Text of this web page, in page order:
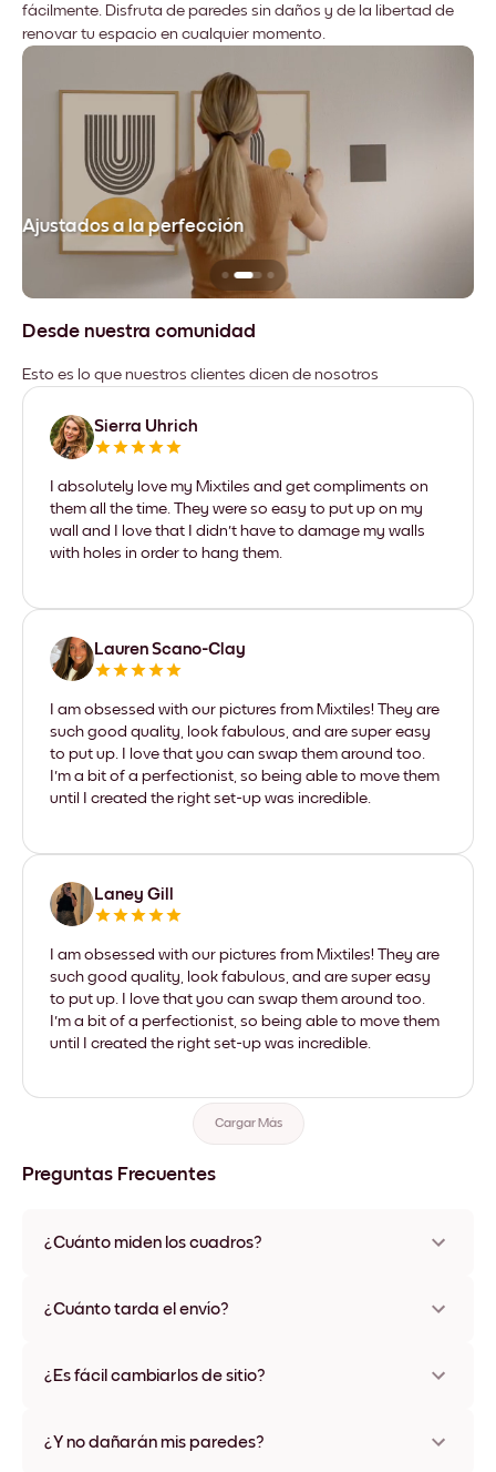
fácilmente. Disfruta de paredes sin daños y de la libertad de
renovar tu espacio en cualquier momento.
Ajustados a la perfección
Desde nuestra comunidad
Esto es lo que nuestros clientes dicen de nosotros
Sierra Uhrich
I absolutely love my Mixtiles and get compliments on
them all the time. They were so easy to put up on my
wall and I love that I didn't have to damage my walls
with holes in order to hang them.
Lauren Scano-Clay
I am obsessed with our pictures from Mixtiles! They are
such good quality, look fabulous, and are super easy
to put up. I love that you can swap them around too.
I'm a bit of a perfectionist, so being able to move them
until I created the right set-up was incredible.
Laney Gill
I am obsessed with our pictures from Mixtiles! They are
such good quality, look fabulous, and are super easy
to put up. I love that you can swap them around too.
I'm a bit of a perfectionist, so being able to move them
until I created the right set-up was incredible.
Cargar Más
Preguntas Frecuentes
¿Cuánto miden los cuadros?
varios materiales y colores de marco, incluidas opciones sin
¿Cuánto tarda el envío?
disponibles en algunos países. Te enviaremos un número de
¿Es fácil cambiarlos de sitio?
ningún daño
¿Y no dañarán mis paredes?